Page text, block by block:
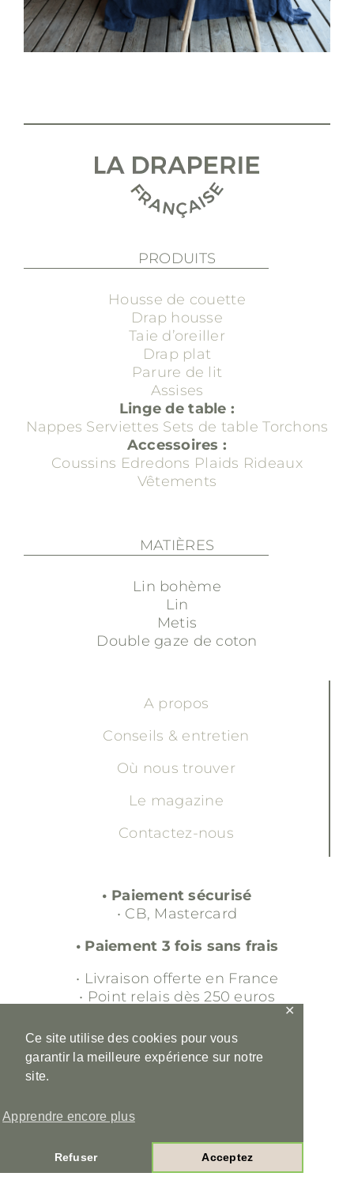
Ce site utilise des cookies pour vous
garantir la meilleure expérience sur notre
site.
Apprendre encore plus
Refuser Acceptez
✕
PRODUITS
Housse de couette
Drap housse
Taie d’oreiller
Drap plat
Parure de lit
Assises
Linge de table :
Nappes Serviettes Sets de table Torchons
Accessoires :
Coussins Edredons Plaids Rideaux
Vêtements
MATIÈRES
Lin bohème
Lin
Metis
Double gaze de coton
A propos
Conseils & entretien
Où nous trouver
Le magazine
Contactez-nous
• Paiement sécurisé
• CB, Mastercard
• Paiement 3 fois sans frais
• Livraison offerte en France
• Point relais dès 250 euros
• Retour gratuit sous 30 jours
• Service client